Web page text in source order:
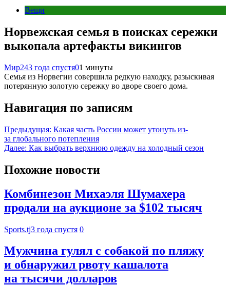
Вещи
Норвежская семья в поисках сережки
выкопала артефакты викингов
Мир243 года спустя01 минуты
Семья из Норвегии совершила редкую находку, разыскивая
потерянную золотую сережку во дворе своего дома.
Навигация по записям
Предыдущая: Какая часть России может утонуть из-
за глобального потепления
Далее: Как выбрать верхнюю одежду на холодный сезон
Похожие новости
Комбинезон Михаэля Шумахера
продали на аукционе за $102 тысяч
Sports.tj3 года спустя 0
Мужчина гулял с собакой по пляжу
и обнаружил рвоту кашалота
на тысячи долларов